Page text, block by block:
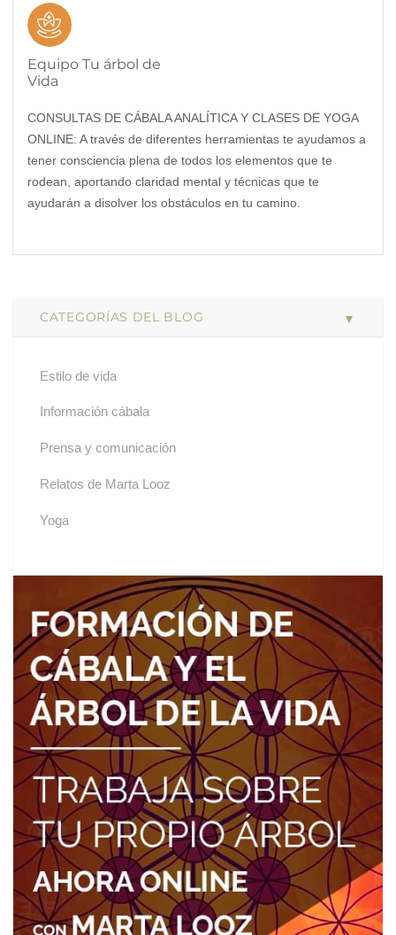
Equipo Tu árbol de
Vida
CONSULTAS DE CÁBALA ANALÍTICA Y CLASES DE YOGA
ONLINE: A través de diferentes herramientas te ayudamos a
tener consciencia plena de todos los elementos que te
rodean, aportando claridad mental y técnicas que te
ayudarán a disolver los obstáculos en tu camino.
CATEGORÍAS DEL BLOG
Estilo de vida
Información cábala
Prensa y comunicación
Relatos de Marta Looz
Yoga